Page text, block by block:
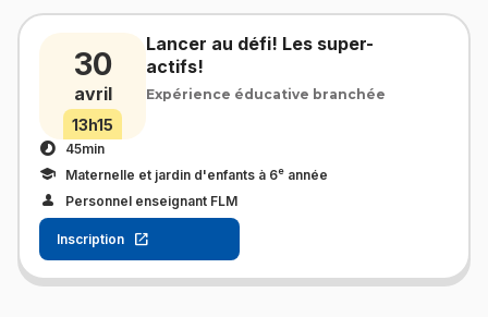
30
avril
13h15
Lancer au défi! Les super-
actifs!
Expérience éducative branchée
45min
Maternelle et jardin d'enfants à 6e année
Personnel enseignant FLM
Inscription